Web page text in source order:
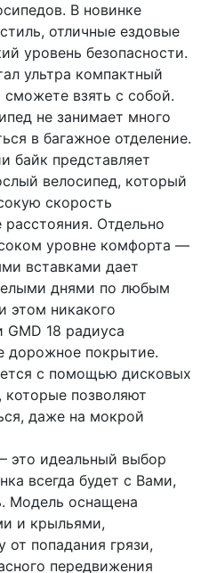
В новинке
отличные ездовые
уровень безопасности.
ультра компактный
взять с собой.
не занимает много
в багажное отделение.
байк представляет
велосипед, который
скорость
Отдельно
уровне комфорта —
вставками дает
днями по любым
этом никакого
18 радиуса
дорожное покрытие.
с помощью дисковых
которые позволяют
даже на мокрой
это идеальный выбор
всегда будет с Вами,
Модель оснащена
и крыльями,
от попадания грязи,
передвижения